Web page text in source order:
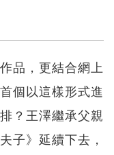
品，更結合網上
個以這樣形式進
？王澤繼承父親
子》延續下去，